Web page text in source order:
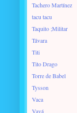
Tachero Martínez
tacu tacu
Taquito ;Militar
Távara
Titi
Tito Drago
Torre de Babel
Tysson
Vaca
Vavá